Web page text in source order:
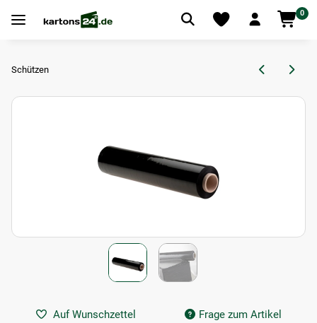
0
Schützen
Auf Wunschzettel Frage zum Artikel